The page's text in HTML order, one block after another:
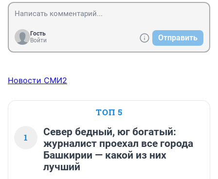
Гость
Войти
Отправить
Новости СМИ2
ТОП 5
1
Север бедный, юг богатый:
журналист проехал все города
Башкирии — какой из них
лучший